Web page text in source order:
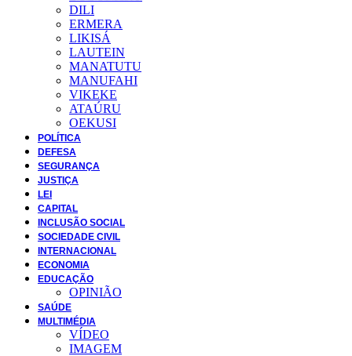
DILI
ERMERA
LIKISÁ
LAUTEIN
MANATUTU
MANUFAHI
VIKEKE
ATAÚRU
OEKUSI
POLÍTICA
DEFESA
SEGURANÇA
JUSTIÇA
LEI
CAPITAL
INCLUSÃO SOCIAL
SOCIEDADE CIVIL
INTERNACIONAL
ECONOMIA
EDUCAÇÃO
OPINIÃO
SAÚDE
MULTIMÉDIA
VÍDEO
IMAGEM